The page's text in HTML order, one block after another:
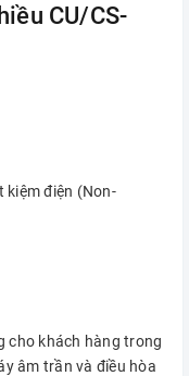
CU/CS-
kiệm điện (Non-
cho khách hàng trong
âm trần và điều hòa